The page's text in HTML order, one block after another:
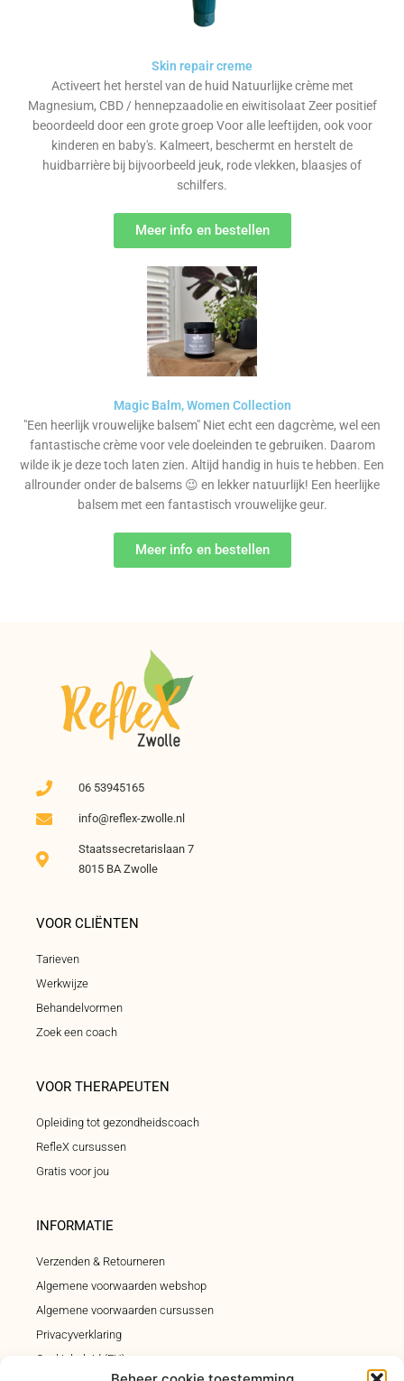
Skin repair creme
Activeert het herstel van de huid Natuurlijke crème met
Magnesium, CBD / hennepzaadolie en eiwitisolaat Zeer positief
beoordeeld door een grote groep Voor alle leeftijden, ook voor
kinderen en baby's. Kalmeert, beschermt en herstelt de
huidbarrière bij bijvoorbeeld jeuk, rode vlekken, blaasjes of
schilfers.
Meer info en bestellen
Magic Balm, Women Collection
"Een heerlijk vrouwelijke balsem" Niet echt een dagcrème, wel een
fantastische crème voor vele doeleinden te gebruiken. Daarom
wilde ik je deze toch laten zien. Altijd handig in huis te hebben. Een
allrounder onder de balsems 😉 en lekker natuurlijk! Een heerlijke
balsem met een fantastisch vrouwelijke geur.
Meer info en bestellen
06 53945165
info@reflex-zwolle.nl
Staatssecretarislaan 7
8015 BA Zwolle
VOOR CLIËNTEN
Tarieven
Werkwijze
Behandelvormen
Zoek een coach
VOOR THERAPEUTEN
Opleiding tot gezondheidscoach
RefleX cursussen
Gratis voor jou
INFORMATIE
Verzenden & Retourneren
Algemene voorwaarden webshop
Algemene voorwaarden cursussen
Privacyverklaring
Cookiebeleid (EU)